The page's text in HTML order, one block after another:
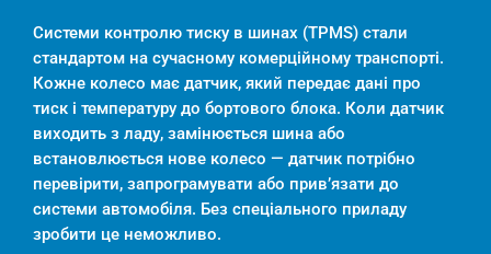
Системи контролю тиску в шинах (TPMS) стали
стандартом на сучасному комерційному транспорті.
Кожне колесо має датчик, який передає дані про
тиск і температуру до бортового блока. Коли датчик
виходить з ладу, замінюється шина або
встановлюється нове колесо — датчик потрібно
перевірити, запрограмувати або прив’язати до
системи автомобіля. Без спеціального приладу
зробити це неможливо.